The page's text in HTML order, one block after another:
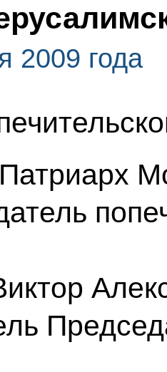
2009 года